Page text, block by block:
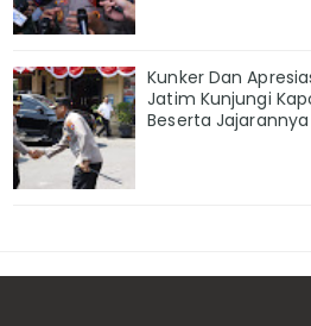
Kunker Dan
Jatim Kunjungi
Beserta Jajarannya